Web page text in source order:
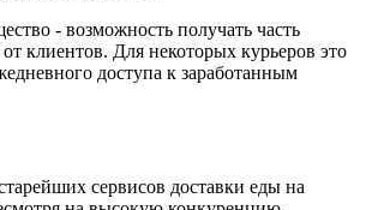
- возможность получать часть
клиентов. Для некоторых курьеров это
доступа к заработанным
сервисов доставки еды на